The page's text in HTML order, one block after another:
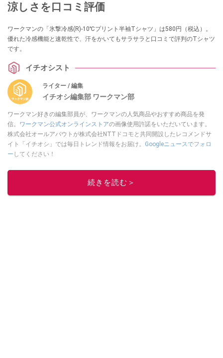
涼しさを口コミ評価
ワークマンの「氷撃冷感(R)-10℃プリント半袖Tシャツ」は580円（税込）。
優れた冷感機能と速乾性で、汗をかいてもサラサラと口コミで評判のTシャツ
です。
イチオシスト
ライター / 編集
イチオシ編集部 ワークマン部
ワークマン好きの編集部員が、ワークマンの人気商品やおすすめ商品を発
信。 ワークマン公式オンラインストアの画像使用許諾をいただいています。
株式会社オールアバウトが株式会社NTTドコモと共同開設したレコメンドサ
イト「イチオシ」では毎日トレンド情報をお届け。 Googleニュースでフォロ
ー してください！
このイチオシストの他の記事を読む
続きを読む＞